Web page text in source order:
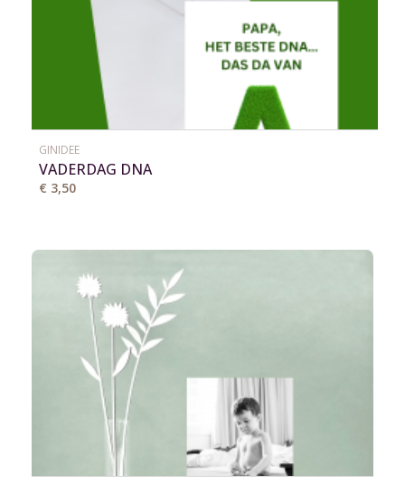
GINIDEE
VADERDAG DNA
€ 3,50